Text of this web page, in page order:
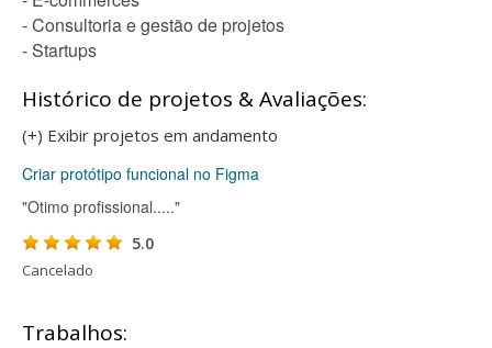
- Consultoria e gestão de projetos
- Startups
Histórico de projetos & Avaliações:
(+) Exibir projetos em andamento
Criar protótipo funcional no Figma
"Otimo profissional....."
5.0
Cancelado
Trabalhos: